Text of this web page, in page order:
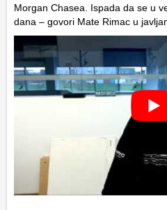
Morgan Chasea. Ispada da se u
dana – govori Mate Rimac u